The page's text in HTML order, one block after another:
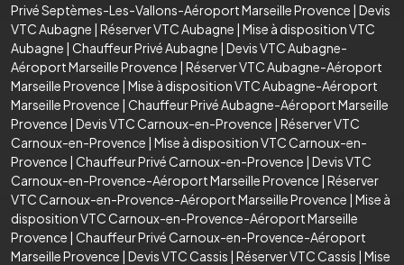
Privé Septèmes-Les-Vallons-Aéroport Marseille Provence | Devis
VTC Aubagne | Réserver VTC Aubagne | Mise à disposition VTC
Aubagne | Chauffeur Privé Aubagne | Devis VTC Aubagne-
Aéroport Marseille Provence | Réserver VTC Aubagne-Aéroport
Marseille Provence | Mise à disposition VTC Aubagne-Aéroport
Marseille Provence | Chauffeur Privé Aubagne-Aéroport Marseille
Provence | Devis VTC Carnoux-en-Provence | Réserver VTC
Carnoux-en-Provence | Mise à disposition VTC Carnoux-en-
Provence | Chauffeur Privé Carnoux-en-Provence | Devis VTC
Carnoux-en-Provence-Aéroport Marseille Provence | Réserver
VTC Carnoux-en-Provence-Aéroport Marseille Provence | Mise à
disposition VTC Carnoux-en-Provence-Aéroport Marseille
Provence | Chauffeur Privé Carnoux-en-Provence-Aéroport
Marseille Provence | Devis VTC Cassis | Réserver VTC Cassis | Mise